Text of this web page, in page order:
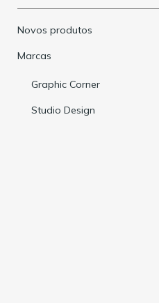
Novos produtos
Marcas
Graphic Corner
Studio Design